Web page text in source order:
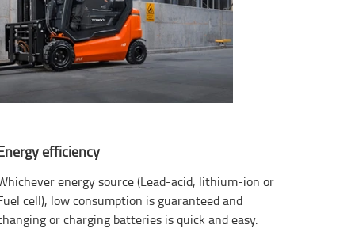
efficiency
energy source (Lead-acid, lithium-ion or
cell), low consumption is guaranteed and
or charging batteries is quick and easy.